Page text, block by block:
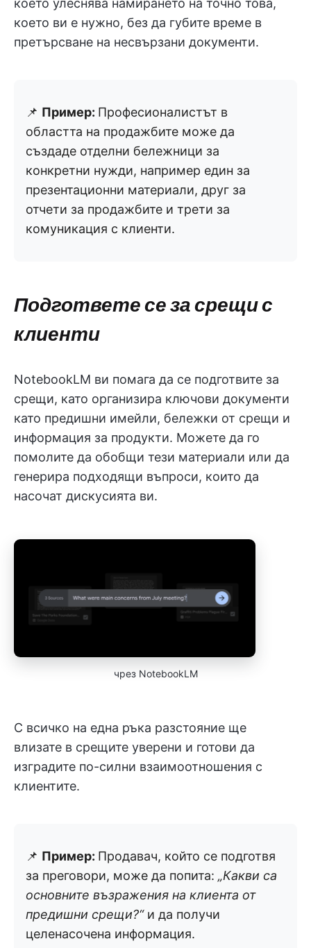
което улеснява намирането на точно това,
което ви е нужно, без да губите време в
претърсване на несвързани документи.
📌 Пример: Професионалистът в
областта на продажбите може да
създаде отделни бележници за
конкретни нужди, например един за
презентационни материали, друг за
отчети за продажбите и трети за
комуникация с клиенти.
Подгответе се за срещи с
клиенти
NotebookLM ви помага да се подготвите за
срещи, като организира ключови документи
като предишни имейли, бележки от срещи и
информация за продукти. Можете да го
помолите да обобщи тези материали или да
генерира подходящи въпроси, които да
насочат дискусията ви.
чрез NotebookLM
С всичко на една ръка разстояние ще
влизате в срещите уверени и готови да
изградите по-силни взаимоотношения с
клиентите.
📌 Пример: Продавач, който се подготвя
за преговори, може да попита: „Какви са
основните възражения на клиента от
предишни срещи?“и да получи
целенасочена информация.